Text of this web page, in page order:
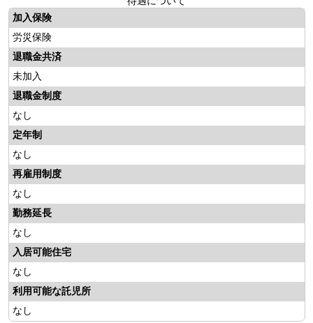
加入保険
労災保険
退職金共済
未加入
退職金制度
なし
定年制
なし
再雇用制度
なし
勤務延長
なし
入居可能住宅
なし
利用可能な託児所
なし